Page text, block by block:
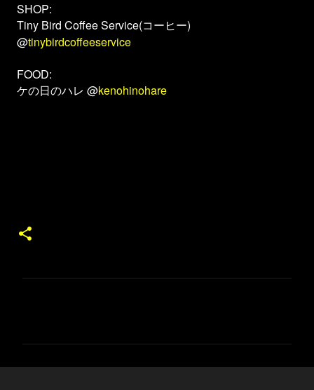
SHOP:
Tiny Bird Coffee Service(コーヒー)
@tinybirdcoffeeservice
FOOD:
ケの日のハレ @kenohinohare